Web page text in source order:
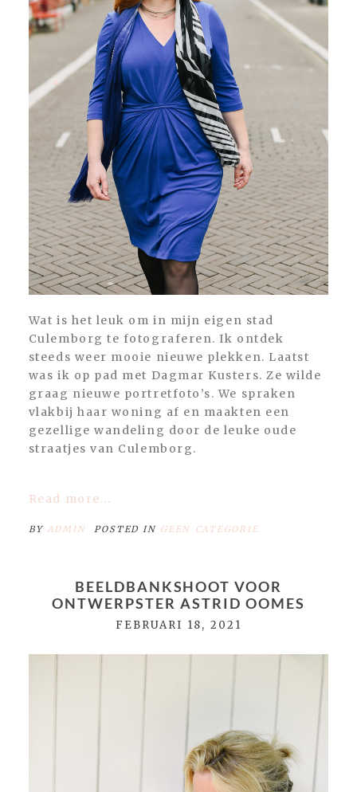
Wat is het leuk om in mijn eigen stad
Culemborg te fotograferen. Ik ontdek
steeds weer mooie nieuwe plekken. Laatst
was ik op pad met Dagmar Kusters. Ze wilde
graag nieuwe portretfoto’s. We spraken
vlakbij haar woning af en maakten een
gezellige wandeling door de leuke oude
straatjes van Culemborg.
Read more...
BY ADMIN POSTED IN GEEN CATEGORIE
BEELDBANKSHOOT VOOR
ONTWERPSTER ASTRID OOMES
FEBRUARI 18, 2021